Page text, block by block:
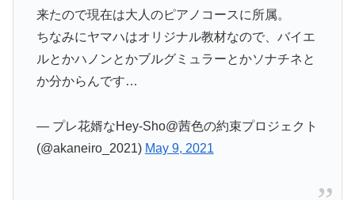
来たので現在は大人のピアノコースに所属。
ちなみにヤマハはオリジナル教材なので、バイエ
ルとかハノンとかブルグミュラーとかソナチネと
か分からんです…
— プレ花婿なHey-Sho@茜色の約束プロジェクト
(@akaneiro_2021) May 9, 2021